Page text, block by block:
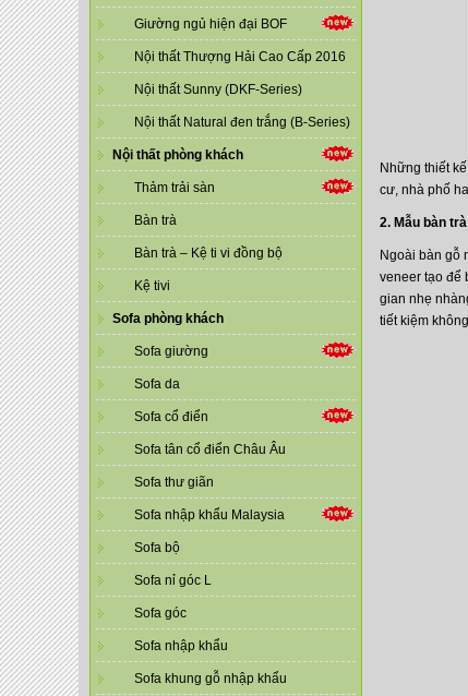
Giường ngủ hiện đại BOF
Nội thất Thượng Hải Cao Cấp 2016
Nội thất Sunny (DKF-Series)
Nội thất Natural đen trắng (B-Series)
Nội thất phòng khách
Thảm trải sàn
Bàn trà
Bàn trà – Kệ ti vi đồng bộ
Kệ tivi
Sofa phòng khách
Sofa giường
Sofa da
Sofa cổ điển
Sofa tân cổ điển Châu Âu
Sofa thư giãn
Sofa nhập khẩu Malaysia
Sofa bộ
Sofa nỉ góc L
Sofa góc
Sofa nhập khẩu
Sofa khung gỗ nhập khẩu
Những thiết
cư, nhà phố
2. Mẫu bàn
Ngoài bàn gỗ
veneer tạo để
gian nhẹ
tiết kiệm